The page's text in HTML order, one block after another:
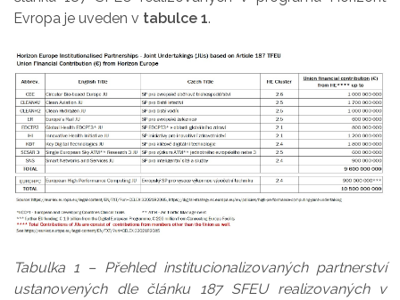
Evropa je uveden v tabulce 1.
Tabulka 1 – Přehled institucionalizovaných partnerství
ustanovených dle článku 187 SFEU realizovaných v